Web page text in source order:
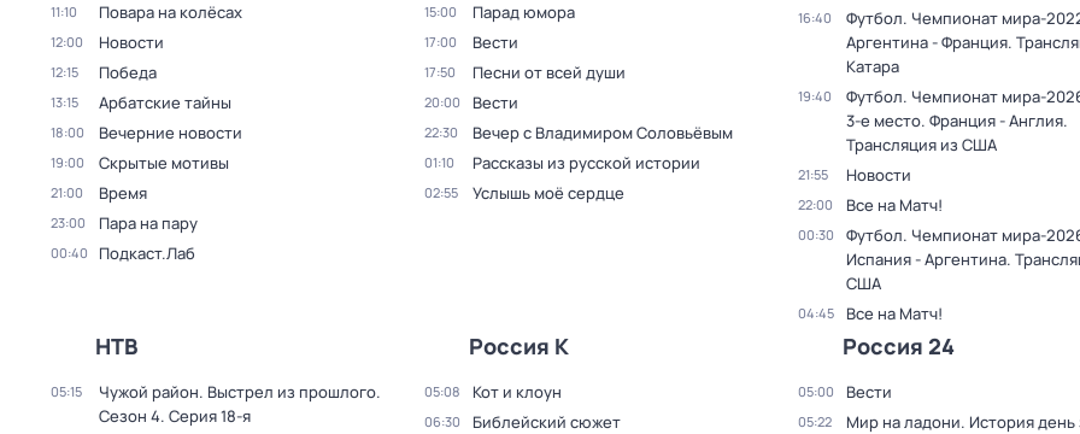
11:10 Повара на колёсах
12:00 Новости
12:15 Победа
13:15 Арбатские тайны
18:00 Вечерние новости
19:00 Скрытые мотивы
21:00 Время
23:00 Пара на пару
00:40 Подкаст.Лаб
15:00 Парад юмора
17:00 Вести
17:50 Песни от всей души
20:00 Вести
22:30 Вечер с Владимиром Соловьёвым
01:10 Рассказы из русской истории
02:55 Услышь моё сердце
16:40
Футбол. Чемпионат мира-
Аргентина - Франция.
Катара
19:40
Футбол. Чемпионат мира-
3-е место. Франция - Англия.
Трансляция из США
21:55 Новости
22:00 Все на Матч!
00:30
Футбол. Чемпионат мира-
Испания - Аргентина.
США
04:45 Все на Матч!
НТВ
05:15 Чужой район. Выстрел из прошлого.
Сезон 4. Серия 18-я
Россия К
05:08 Кот и клоун
06:30 Библейский сюжет
Россия 24
05:00 Вести
05:22 Мир на ладони. История день